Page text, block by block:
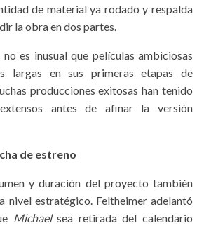
de material ya rodado y respalda
la obra en dos partes.
es inusual que películas ambiciosas
largas en sus primeras etapas de
producciones exitosas han tenido
antes de afinar la versión
de estreno
y duración del proyecto también
nivel estratégico. Feltheimer adelantó
Michaelsea retirada del calendario